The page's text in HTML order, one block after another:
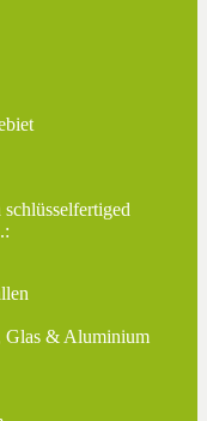
schlüsselfertiged
Glas & Aluminium